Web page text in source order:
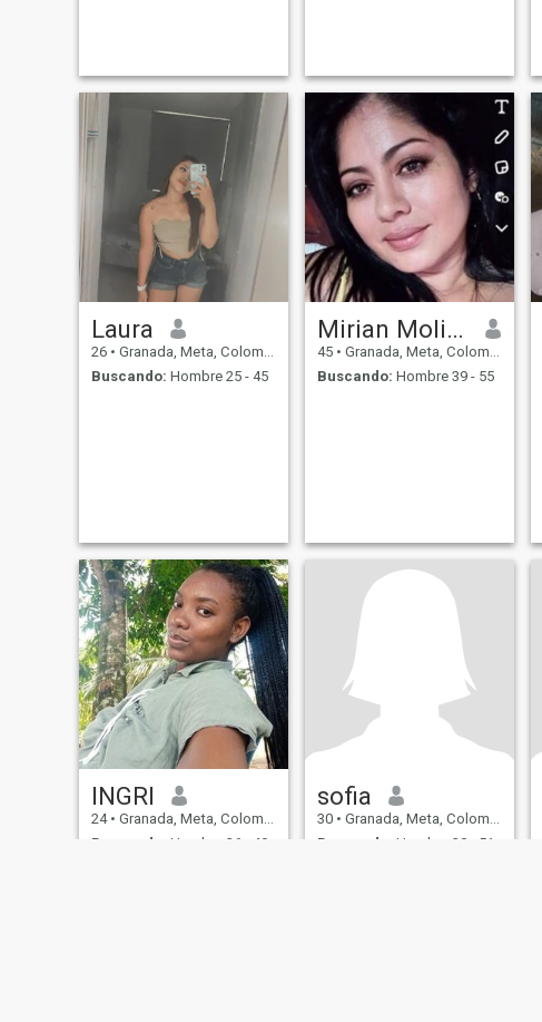
Laura
26 • Granada, Meta, Colombia
Buscando: Hombre 25 - 45
Mirian Molina
45 • Granada, Meta, Colombia
Buscando: Hombre 39 - 55
INGRI
24 • Granada, Meta, Colombia
Buscando:
Hombre 26 - 49
sofia
30 • Granada, Meta, Colombia
Buscando:
Hombre 30 - 51